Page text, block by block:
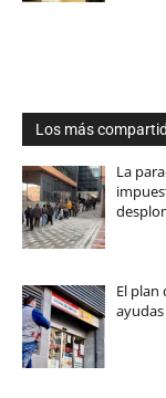
Los más
La
El plan